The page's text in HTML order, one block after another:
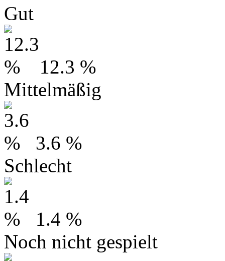
Gut
12.3 %
Mittelmäßig
3.6 %
Schlecht
1.4 %
Noch nicht gespielt